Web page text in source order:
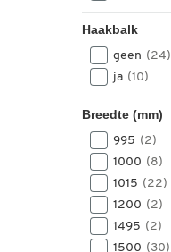
Haakbalk
geen (24)
ja (10)
Breedte (mm)
995 (2)
1000 (8)
1015 (22)
1200 (2)
1495 (2)
1500 (30)